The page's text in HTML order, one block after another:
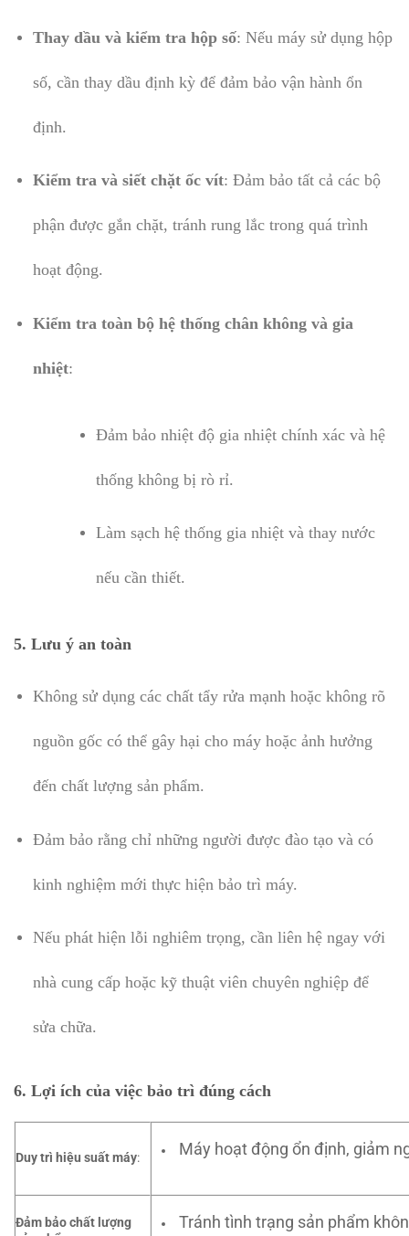
Thay dầu và kiểm tra hộp số: Nếu máy sử dụng hộp
số, cần thay dầu định kỳ để đảm bảo vận hành ổn
định.
Kiểm tra và siết chặt ốc vít: Đảm bảo tất cả các bộ
phận được gắn chặt, tránh rung lắc trong quá trình
hoạt động.
Kiểm tra toàn bộ hệ thống chân không và gia
nhiệt:
Đảm bảo nhiệt độ gia nhiệt chính xác và hệ
thống không bị rò rỉ.
Làm sạch hệ thống gia nhiệt và thay nước
nếu cần thiết.
5. Lưu ý an toàn
Không sử dụng các chất tẩy rửa mạnh hoặc không rõ
nguồn gốc có thể gây hại cho máy hoặc ảnh hưởng
đến chất lượng sản phẩm.
Đảm bảo rằng chỉ những người được đào tạo và có
kinh nghiệm mới thực hiện bảo trì máy.
Nếu phát hiện lỗi nghiêm trọng, cần liên hệ ngay với
nhà cung cấp hoặc kỹ thuật viên chuyên nghiệp để
sửa chữa.
6. Lợi ích của việc bảo trì đúng cách
Duy trì hiệu suất máy: Máy hoạt động ổn định, giảm
Đảm bảo chất lượng
Tránh tình trạng sản phẩm